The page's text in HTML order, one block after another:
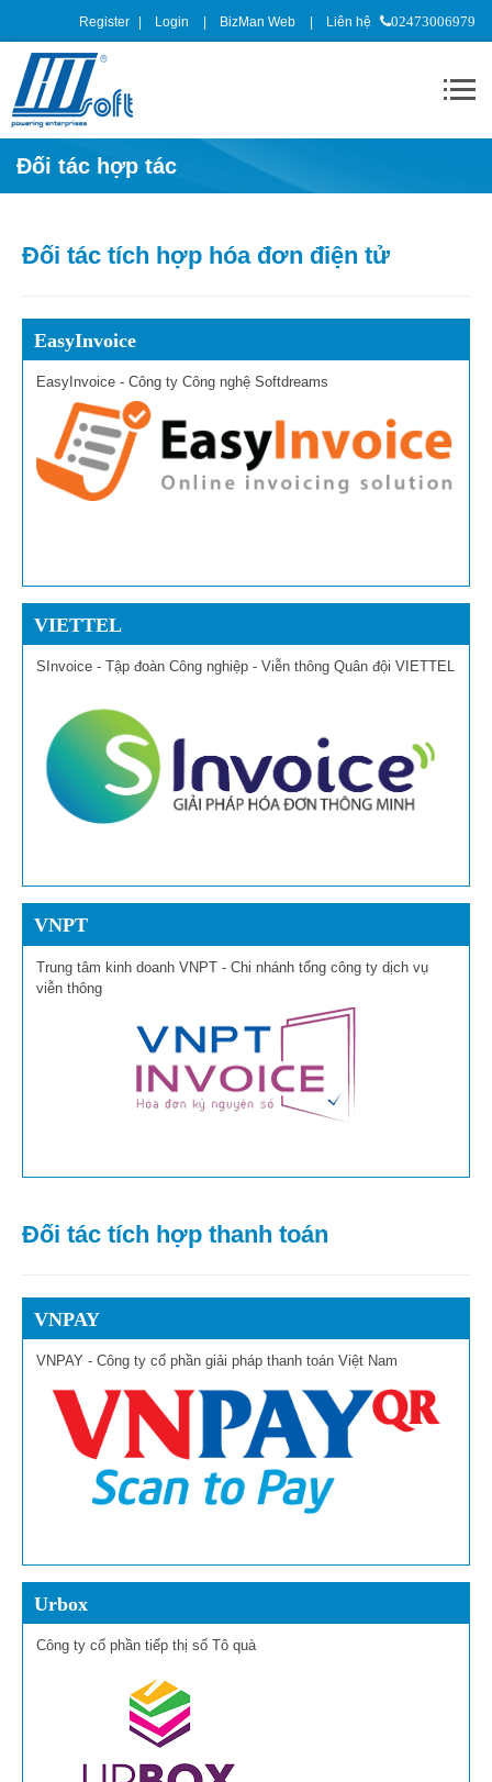
Register Login BizMan Web Liên hệ 02473006979
Đối tác hợp tác
Đối tác tích hợp hóa đơn điện tử
EasyInvoice
EasyInvoice - Công ty Công nghệ Softdreams
VIETTEL
SInvoice - Tập đoàn Công nghiệp - Viễn thông Quân đội VIETTEL
VNPT
Trung tâm kinh doanh VNPT - Chi nhánh tổng công ty dịch vụ
viễn thông
Đối tác tích hợp thanh toán
VNPAY
VNPAY - Công ty cổ phần giải pháp thanh toán Việt Nam
Urbox
Công ty cổ phần tiếp thị số Tô quà